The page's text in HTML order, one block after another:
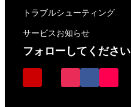
トラブルシューティング
サービスお知らせ
フォローしてください